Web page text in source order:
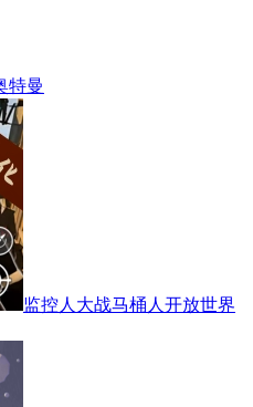
特曼
监控人大战马桶人开放世界